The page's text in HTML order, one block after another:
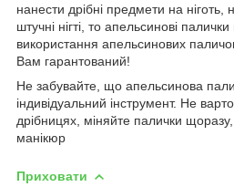
нанести дрібні предмети на ніготь,
штучні нігті, то апельсинові
використання апельсинових
Вам гарантований!
Не забувайте, що апельсинова
індивідуальний інструмент. Не
дрібницях, міняйте палички
манікюр
Приховати